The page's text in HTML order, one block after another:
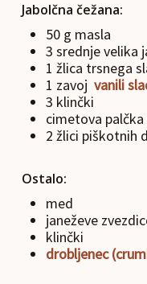
Jabolčna čežana:
50 g masla
3 srednje velika
1 žlica trsnega
1 zavoj vanili
3 klinčki
cimetova
2 žlici piškotnih
Ostalo:
med
janeževe
klinčki
drobljenec